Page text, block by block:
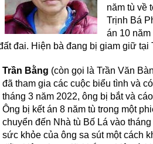
năm tù về
Trịnh Bá
án 10
đai. Hiện bà đang bị giam giữ tại
Trần Bằng (còn gọi là Trần Văn
đã tham gia các cuộc biểu tình và
tháng 3 năm 2022, ông bị bắt và
Ông bị kết án 8 năm tù trong một
chuyển đến Nhà tù Bố Lá vào
sức khỏe của ông sa sút một cách